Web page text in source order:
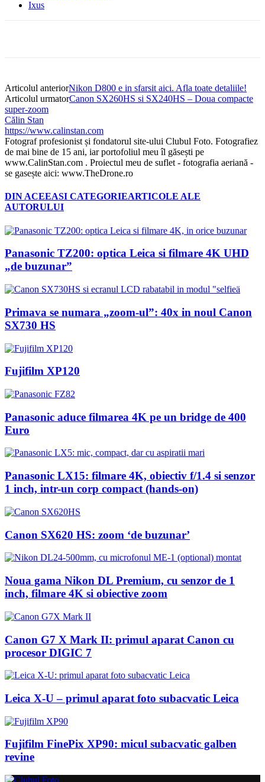
Ixus
Articolul anteriorNikon D800 e in sfarsit aici. Afla toate detaliile!
Articolul urmatorCanon SX260HS si SX240HS – Doua compacte
super-zoom
Călin Stan
https://www.calinstan.com
Fotograf profesionist și fondatorul site-ului Clubul Foto. Fotografiez
de mai bine de 15 ani, iar portofoliul meu îl găsești pe
www.CalinStan.com . Proiectul meu de suflet - fotografia aeriană -
se gasește aici: www.TheDrone.ro
DIN ACEEASI CATEGORIEARTICOLE ALE
AUTORULUI
Panasonic TZ200: optica Leica si filmare 4K UHD
„de buzunar”
Primava se numara „zoom-ul”: 40x in noul Canon
SX730 HS
Fujifilm XP120
Panasonic aduce filmarea 4K pe un bridge de 400
Euro
Panasonic LX15: filmare 4K, obiectiv f/1.4 si senzor
1 inch, intr-un corp compact (hands-on)
Canon SX620 HS: zoom ‘de buzunar’
Noua gama Nikon DL Premium, cu senzor de 1
inch, filmare 4K si obiective zoom
Canon G7 X Mark II: primul aparat Canon cu
procesor DIGIC 7
Leica X-U – primul aparat foto subacvatic Leica
Fujifilm FinePix XP90: micul subacvatic galben
revine